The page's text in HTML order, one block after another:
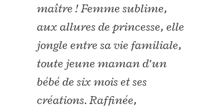
maître ! Femme sublime,
aux allures de princesse, elle
jongle entre sa vie familiale,
toute jeune maman d’un
bébé de six mois et ses
créations. Raffinée,